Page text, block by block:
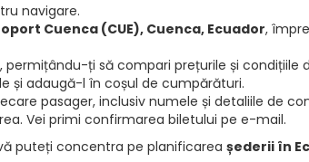
navigare.
Cuenca (CUE), Cuenca, Ecuador,
ți să compari prețurile și condițiile
și adaugă-l în coșul de cumpărături.
pasager, inclusiv numele și detaliile de
Vei primi confirmarea biletului pe e-mail.
puteți concentra pe planificarea șederii în